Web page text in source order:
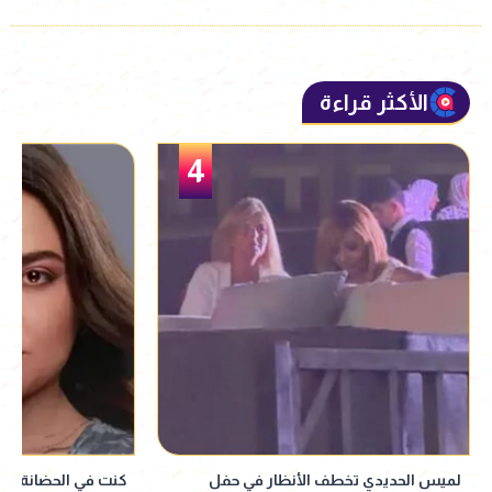
الأكثر قراءة
5
كنت في الحضانة.. فرح يوسف تكشف